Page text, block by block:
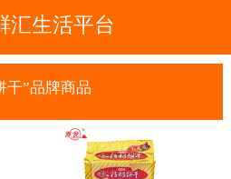
汇生活平台
干”品牌商品